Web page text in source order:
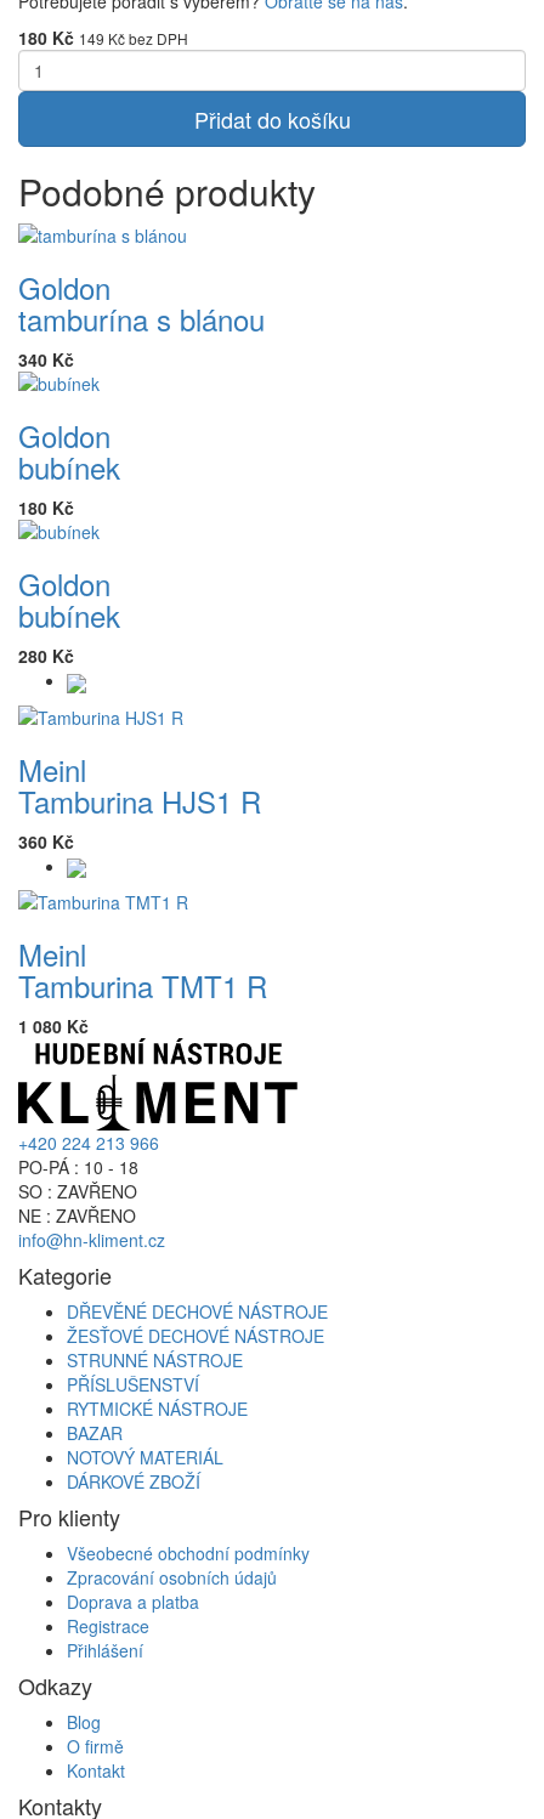
180 Kč 149 Kčbez DPH
Přidat do košíku
Podobné produkty
Goldon
tamburína s blánou
340 Kč
Goldon
bubínek
180 Kč
Goldon
bubínek
280 Kč
Meinl
Tamburina HJS1 R
360 Kč
Meinl
Tamburina TMT1 R
1 080 Kč
+420 224 213 966
PO-PÁ : 10 - 18
SO : ZAVŘENO
NE : ZAVŘENO
info@hn-kliment.cz
Kategorie
DŘEVĚNÉ DECHOVÉ NÁSTROJE
ŽESŤOVÉ DECHOVÉ NÁSTROJE
STRUNNÉ NÁSTROJE
PŘÍSLUŠENSTVÍ
RYTMICKÉ NÁSTROJE
BAZAR
NOTOVÝ MATERIÁL
DÁRKOVÉ ZBOŽÍ
Pro klienty
Všeobecné obchodní podmínky
Zpracování osobních údajů
Doprava a platba
Registrace
Přihlášení
Odkazy
Blog
O firmě
Kontakt
Kontakty